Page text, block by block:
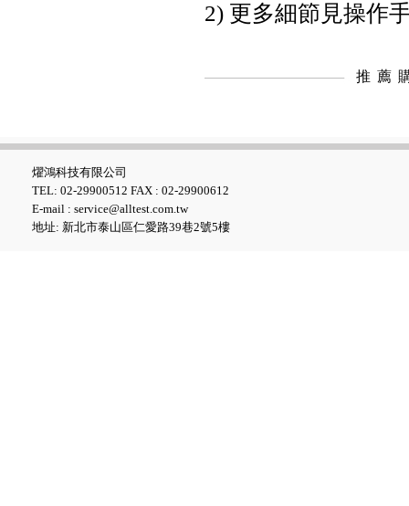
UNI-T UTi384E+ 紅外線熱影
像儀
2) 更多細節見操作
推薦
燿鴻科技有限公司
TEL: 02-29900512 FAX : 02-29900612
E-mail : service@alltest.com.tw
地址: 新北市泰山區仁愛路39巷2號5樓